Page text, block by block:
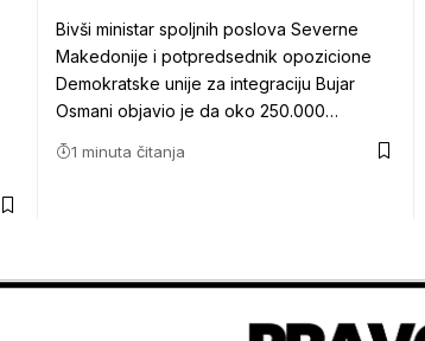
Bivši ministar spoljnih poslova Severne
Makedonije i potpredsednik opozicione
Demokratske unije za integraciju Bujar
Osmani objavio je da oko 250.000…
1 minuta čitanja